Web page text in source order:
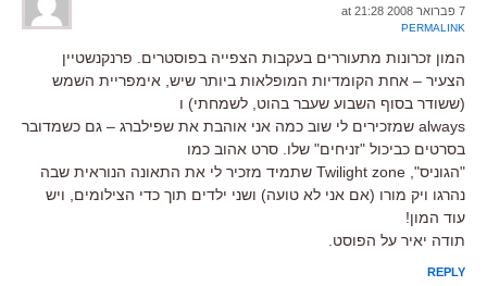
7 פברואר 2008 at 21:28
PERMALINK
המון זכרונות מתעוררים בעקבות הצפייה בפוסטרים. פרנקנשטיין
הצעיר – אחת הקומדיות המופלאות ביותר שיש, אימפריית השמש
(ששודר בסוף השבוע שעבר בהוט, לשמחתי) ו
always שמזכירים לי שוב כמה אני אוהבת את שפילברג – גם כשמדובר
בסרטים כביכול "זניחים" שלו. סרט אהוב כמו
"הגוניס", Twilight zone שתמיד מזכיר לי את התאונה הנוראית שבה
נהרגו ויק מורו (אם אני לא טועה) ושני ילדים תוך כדי הצילומים, ויש
עוד המון!
תודה יאיר על הפוסט.
REPLY